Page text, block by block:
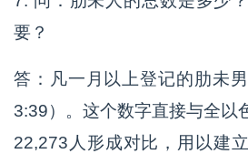
要？
答：凡一月以上登记的肋未
3:39）。这个数字直接与全以
22,273人形成对比，用以建